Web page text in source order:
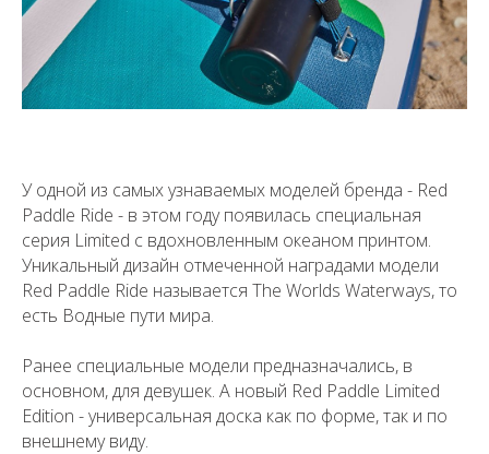
У одной из самых узнаваемых моделей бренда - Red
Paddle Ride - в этом году появилась специальная
серия Limited с вдохновленным океаном принтом.
Уникальный дизайн отмеченной наградами модели
Red Paddle Ride называется The Worlds Waterways, то
есть Водные пути мира.
Ранее специальные модели предназначались, в
основном, для девушек. А новый Red Paddle Limited
Edition - универсальная доска как по форме, так и по
внешнему виду.